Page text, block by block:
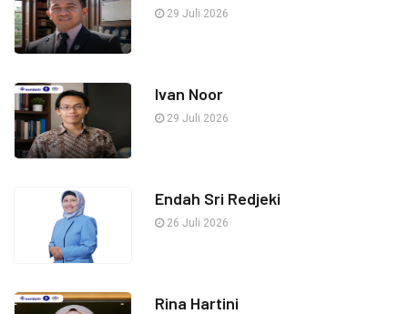
29 Juli 2026
Ivan Noor
29 Juli 2026
Endah Sri Redjeki
26 Juli 2026
Rina Hartini